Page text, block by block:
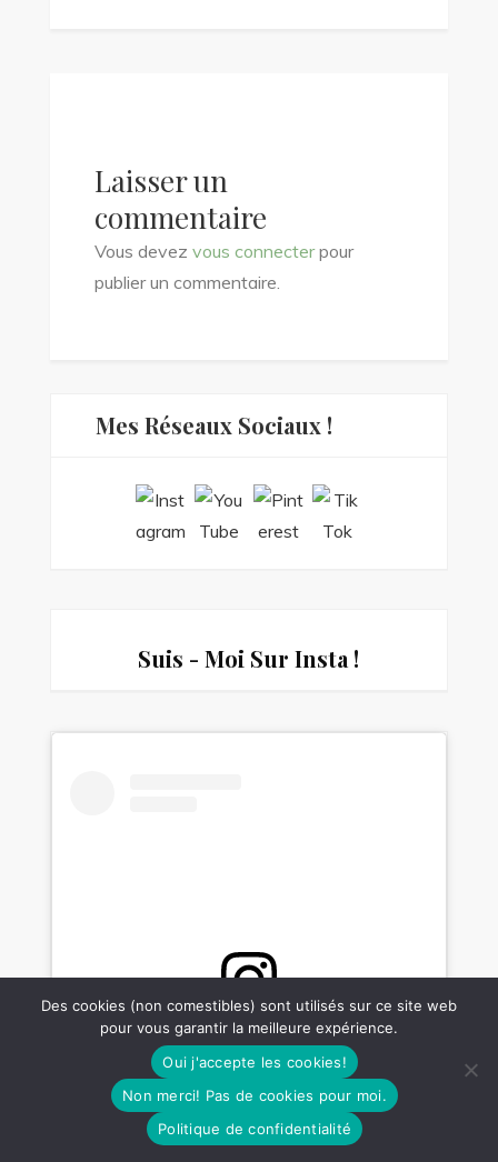
Laisser un
commentaire
Vous devez vous connecterpour
publier un commentaire.
Mes Réseaux Sociaux !
Suis - Moi Sur Insta !
Voir cette publication sur Instagram
Des cookies (non comestibles) sont utilisés sur ce site web
pour vous garantir la meilleure expérience.
Oui j'accepte les cookies!
Non merci! Pas de cookies pour moi.
Politique de confidentialité